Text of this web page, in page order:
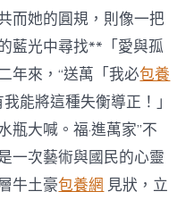
中
而她的圓規，則像一把
藍光中尋找**「愛與孤
年來，“送萬「我必包養
能將這種失衡導正！」
瓶大喊。福·進萬家”不
一次藝術與國民的心靈
牛土豪包養網 見狀，立